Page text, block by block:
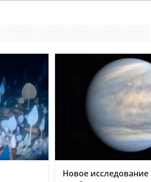
Новое исследование